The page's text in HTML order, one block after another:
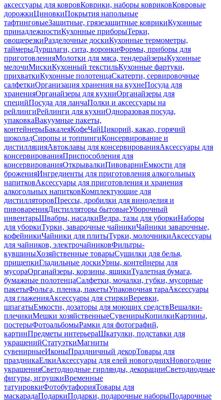
аксессуары для ковровКоврики, наборы ковриковКовровые
дорожкиЦиновкиПокрытия напольные
тафтинговыеЗащитные, грязезащитные коврикиКухонные
принадлежностиКухонные приборыТерки,
овощерезкиРазделочные доскиКухонные термометры,
таймерыДуршлаги, сита, воронкиФормы, приборы для
приготовленияМолотки для мяса, тендерайзерыКухонные
мелочиМискиКухонный текстильКухонные фартуки,
прихваткиКухонные полотенцаСкатерти, сервировочные
салфеткиОрганизация хранения на кухнеПосуда для
храненияОрганайзеры для кухниОрганайзеры для
специйПосуда для ланчаПолки и аксессуары на
рейлингиРейлинги для кухниОдноразовая посуда,
упаковкаВакуумные пакеты,
контейнерыБакалеяКофеЧайЦикорий, какао, горячий
шоколадСиропы и топпингиКонсервирование и
дистилляцияАвтоклавы для консервированияАксессуары для
консервированияПриспособления для
консервированияОткрывалкиПивоварниЕмкости для
броженияИнгредиенты для приготовления алкогольных
напитковАксессуары для приготовления и хранения
алкогольных напитковКомплектующие для
дистилляторовПрессы, дробилки для виноделия и
пивоваренияДистилляторы бытовыеУборочный
инвентарьШвабры, насадкиВедра, тазы для уборкиНаборы
для уборкиТурки, заварочные чайникиЧайники заварочные,
кофейникиЧайники для плитыТурки, молочникиАксессуары
для чайников, электрочайниковФильтры-
кувшиныХозяйственные товарыСушилки для белья,
прищепкиГладильные доскиУрны, контейнеры для
мусораОрганайзеры, корзины, ящикиТуалетная бумага,
бумажные полотенцаСалфетки, мочалки, губки, мусорные
пакетыФольга, пленка, пакетыУпаковочная тараАксессуары
для глаженияАксессуары для стиркиВеревки,
шпагатыЕмкости, дозаторы для моющих средствВешалки-
плечикиМешки хозяйственныеСувенирыКопилкиКартины,
постерыФотоальбомыРамки для фотографий,
картинПредметы интерьераШкатулки, подставки для
украшенийСтатуэткиМагниты
сувенирныеИконыПраздничный декорТовары для
праздникаЕлкиАксессуары для елей новогоднихНовогодние
украшенияСветодиодные гирлянды, декорацииСветодиодные
фигуры, игрушкиВременные
татуировкиФотобутафорияТовары для
маскарадаПодаркиПодарки, подарочные наборыПодарочные